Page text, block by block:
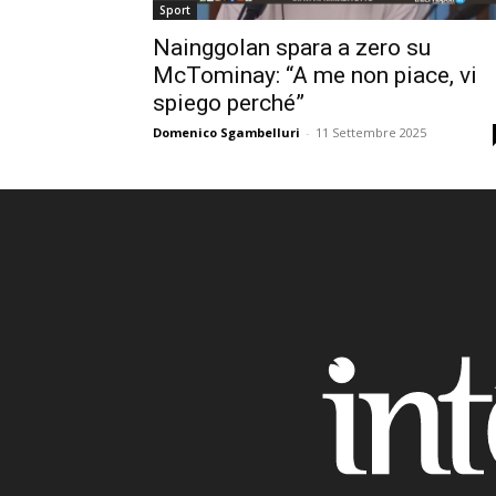
Sport
Nainggolan spara a zero su
McTominay: “A me non piace, vi
spiego perché”
Domenico Sgambelluri - 11 Settembre 2025